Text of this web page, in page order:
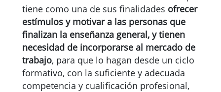
tiene como una de sus finalidades ofrecer
estímulos y motivar a las personas que
finalizan la enseñanza general, y tienen
necesidad de incorporarse al mercado de
trabajo, para que lo hagan desde un ciclo
formativo, con la suficiente y adecuada
competencia y cualificación profesional,